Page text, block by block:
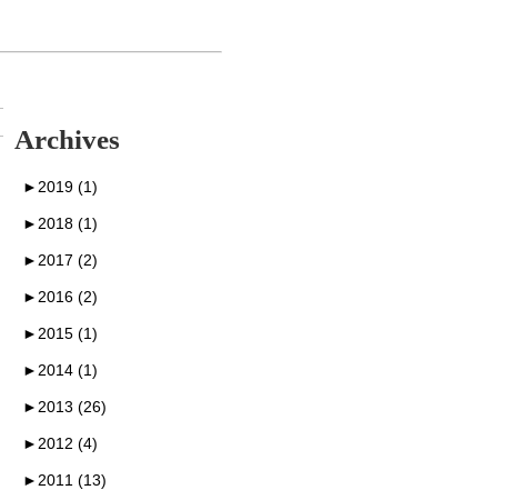
Archives
► 2019 (1)
► 2018 (1)
► 2017 (2)
► 2016 (2)
► 2015 (1)
► 2014 (1)
► 2013 (26)
► 2012 (4)
► 2011 (13)